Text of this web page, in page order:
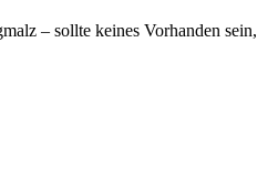
– sollte keines Vorhanden sein,